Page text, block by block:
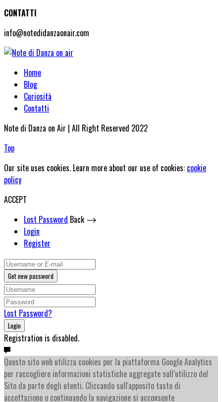
CONTATTI
info@notedidanzaonair.com
Home
Blog
Curiosità
Contatti
Note di Danza on Air | All Right Reserved 2022
Top
Our site uses cookies. Learn more about our use of cookies: cookie
policy
ACCEPT
Lost Password Back ⟶
Login
Register
Get new password
Lost Password?
Login
Registration is disabled.
Questo sito web utilizza cookies per la piattaforma Google Analytics
per raccogliere informazioni statistiche aggregate sull’utilizzo del
Sito da parte degli utenti. Cliccando sull'apposito tasto di
accettazione o continuando la navigazione si acconsente